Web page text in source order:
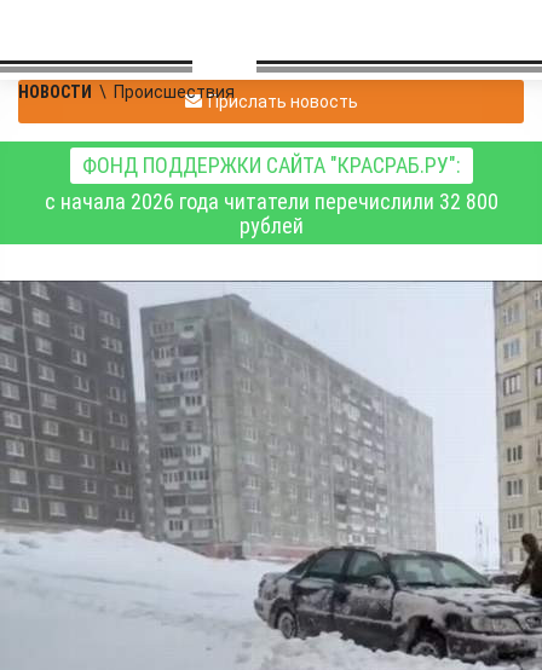
НОВОСТИ \ ПроисшествияПрислать новость
ФОНД ПОДДЕРЖКИ САЙТА "КРАСРАБ.РУ":
с начала 2026 года читатели перечислили 32 800
рублей
В Норильске
сотрудники МЧС
вызволили легковой
автомобиль из
снежного плена